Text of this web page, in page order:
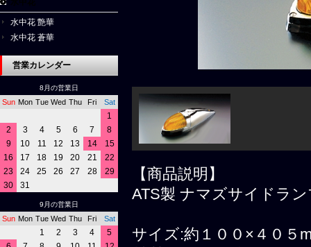
【商品説明】
ATS製 ナマズサイドラ
サイズ:約１００×４０５
水中花 艶華
水中花 蒼華
営業カレンダー
8月の営業日
Sun Mon Tue Wed Thu Fri Sat
1
2
3 4 5 6 7
8
9
10 11 12 13 14
15
16
17 18 19 20 21
22
23
24 25 26 27 28
29
30
31
9月の営業日
Sun Mon Tue Wed Thu Fri Sat
1 2 3 4
5